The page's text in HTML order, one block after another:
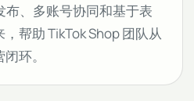
布、多账号协同和基于表
帮助 TikTok Shop 团队从
环。